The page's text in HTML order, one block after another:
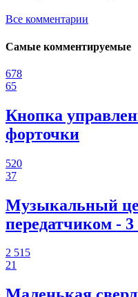
Все комментарии
Самые комментируемые
678
65
Кнопка
форточки
520
37
Музыкальный
передатчиком -
2 515
21